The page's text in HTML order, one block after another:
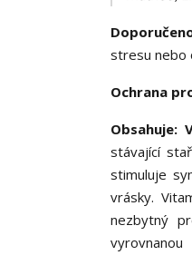
stresu nebo
Ochrana
Obsahuje:
stávající
stimuluje
vrásky.
nezbytný
vyrovnanou